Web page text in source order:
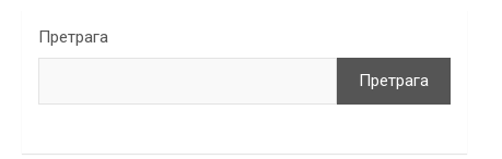
Претрага
Претрага